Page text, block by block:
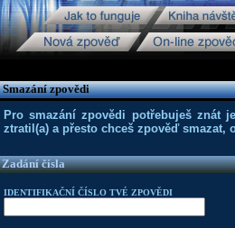
Smazání zpovědi
Pro smazání zpovědi potřebuješ
ztratil(a) a přesto chceš zpověď smazat,
Zadání čísla
IDENTIFIKAČNÍ ČÍSLO TVÉ ZPOVĚDI